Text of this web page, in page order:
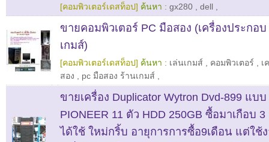
[คอมพิวเตอร์เดสท็อป] ค้นหา : gx280 dell
ขายคอมพิวเตอร์ PC มือสอง (เครื่องประกอ
เกมส์)
[คอมพิวเตอร์เดสท็อป] ค้นหา : เล่นเกมส์ คอมพิวเตอร์
เ
สอง
pc มือสอง ร้านเกมส์
ขายเครื่อง Duplicator Wytron Dvd-899 แบบ
PIONEER 11 ตัว HDD 250GB ซื้อมาเกือบ
ได้ใช้ ใหม่กริ้บ อายุการการซื้อ9เดือน แต่ใช้